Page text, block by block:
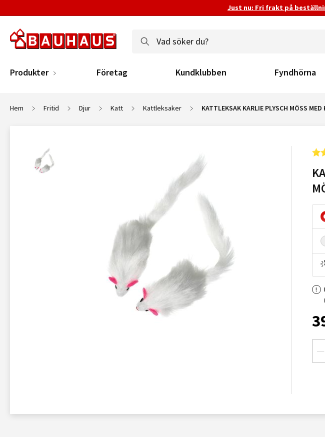
Just nu: Fri frakt på
Produkter Företag Kundklubben Fyndhörna
Hem Fritid Djur Katt Kattleksaker KATTLEKSAK KARLIE PLYSCH MÖSS